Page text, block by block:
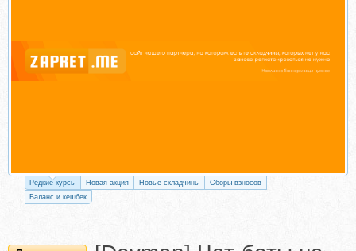
Редкие курсы Новая акция Новые складчины
Сборы взносов
Баланс и кешбек